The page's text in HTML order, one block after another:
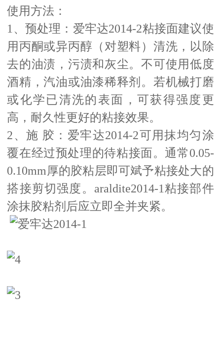
使用方法：
1、预处理：爱牢达2014-2粘接面建议使
用丙酮或异丙醇（对塑料）清洗，以除
去的油渍，污渍和灰尘。不可使用低度
酒精，汽油或油漆稀释剂。若机械打磨
或化学已清洗的表面，可获得强度更
高，耐久性更好的粘接效果。
2、施 胶：爱牢达2014-2可用抹均匀涂
覆在经过预处理的待粘接面。通常0.05-
0.10mm厚的胶粘层即可斌予粘接处大的
搭接剪切强度。araldite2014-1粘接部件
涂抹胶粘剂后应立即全并夹紧。